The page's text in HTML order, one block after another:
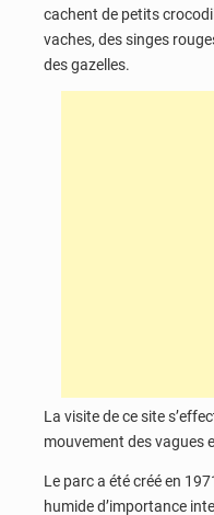
cachent de petits
vaches, des singes
des gazelles.
La visite de ce site
mouvement des vagues
Le parc a été créé en
humide d’importance